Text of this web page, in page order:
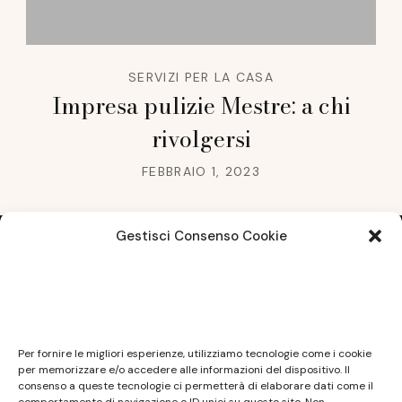
Gestisci Consenso Cookie
Per fornire le migliori esperienze, utilizziamo tecnologie come i cookie
per memorizzare e/o accedere alle informazioni del dispositivo. Il
consenso a queste tecnologie ci permetterà di elaborare dati come il
SERVIZI PER LA CASA
Impresa pulizie Mestre: a chi
rivolgersi
FEBBRAIO 1, 2023
non ha carattere periodico essendo aggiornato
secondo la disponibilità e la reperibilità dei materiali.